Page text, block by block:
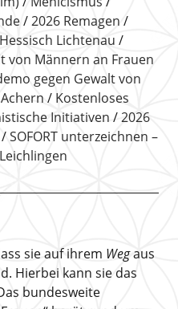
2026 Remagen
Lichtenau
von Männern an Frauen
gegen Gewalt von
Kostenloses
Initiativen
2026
SOFORT unterzeichnen –
sie auf ihrem Wegaus
Hierbei kann sie das
bundesweite